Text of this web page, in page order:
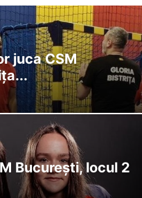
juca CSM
București, locul 2